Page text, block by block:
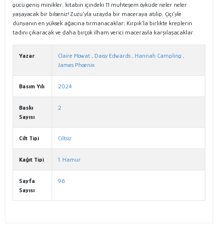
gücü geniş minikler, kitabın içindeki 11 muhteşem öyküde neler neler
yaşayacak bir bilseniz! Zuzu’yla uzayda bir maceraya atılıp, Çiçi’yle
dünyanın en yüksek ağacına tırmanacaklar; Kırpık’la birlikte kreplerin
tadını çıkaracak ve daha birçok ilham verici macerayla karşılaşacaklar.
Yazar Claire Mowat , Daisy Edwards , Hannah Campling ,
James Phoenix
Basım Yılı 2024
Baskı
Sayısı
2
Cilt Tipi Ciltsiz
Kağıt Tipi 1. Hamur
Sayfa
Sayısı
96